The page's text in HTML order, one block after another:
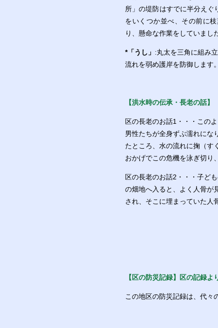
所」の堤防はすでに半分えぐ
をいくつか並べ、その前に
り、懸命な作業をしていまし
*「うし」 :丸太を三角に組み
流れを弱め護岸を防御します
【洪水時の伝承・長老の話】
区の長老のお話1・・・この
男性たちが全身ずぶ濡れにな
たところ、水の流れに掬（す
おかげでこの危機を泳ぎ切り
区の長老のお話2・・・子ど
の畑地へ入ると、よく人骨が
され、そこに埋まっていた人
【区の防災記録】区の記録よ
この地区の防災記録は、代々